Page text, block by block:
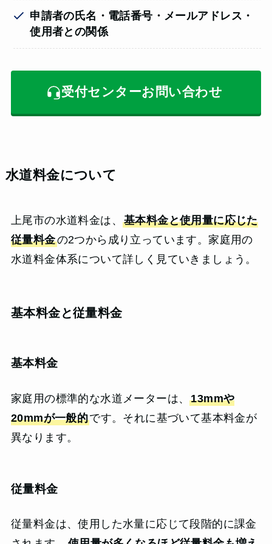
申請者の氏名・電話番号・メールアドレス・
使用者との関係
受付センターお問い合わせ
水道料金について
上尾市の水道料金は、 基本料金と使用量に応じた
従量料金の2つから成り立っています。家庭用の
水道料金体系について詳しく見ていきましょう。
基本料金と従量料金
基本料金
家庭用の標準的な水道メーターは、13mmや
20mmが一般的です。それに基づいて基本料金が
異なります。
従量料金
従量料金は、使用した水量に応じて段階的に課金